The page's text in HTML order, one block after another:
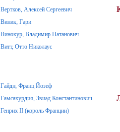
Вертков, Алексей Сергеевич
Виник, Гари
Винокур, Владимир Натанович
Витт, Отто Николаус
Гайдн, Франц Йозеф
Гамсахурдия, Звиад Константинович
Генрих II (король Франции)